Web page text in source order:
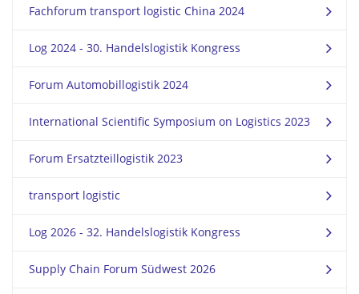
Fachforum transport logistic China 2024
Log 2024 - 30. Handelslogistik Kongress
Forum Automobillogistik 2024
International Scientific Symposium on Logistics 2023
Forum Ersatzteillogistik 2023
transport logistic
Log 2026 - 32. Handelslogistik Kongress
Supply Chain Forum Südwest 2026